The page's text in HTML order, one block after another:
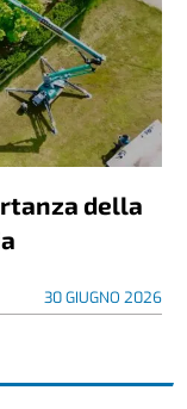
della
30 GIUGNO 2026